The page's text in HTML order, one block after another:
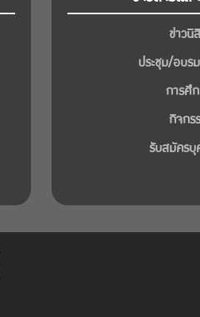
ข่าวนิ
ประชุม/อบร
การศึ
กิจกร
รับสมัครบุ